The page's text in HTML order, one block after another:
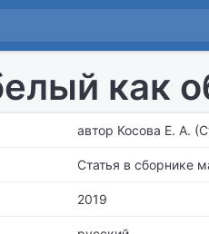
как
автор Косова Е. А.
Статья в сборнике
2019